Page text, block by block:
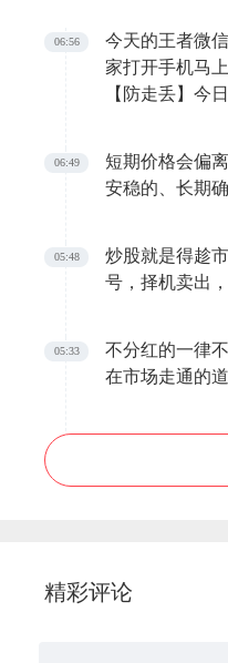
06:56
今天的王者微
家打开手机马
【防走丢】今
s://
06:49
短期价格会偏
安稳的、长期
05:48
炒股就是得趁
号，择机卖出
05:33
不分红的一律
在市场走通的
精彩评论